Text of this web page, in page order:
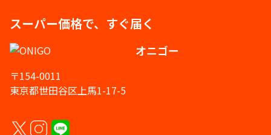
スーパー価格で、すぐ届く
オニゴー
〒154-0011
東京都世田谷区上馬1-17-5